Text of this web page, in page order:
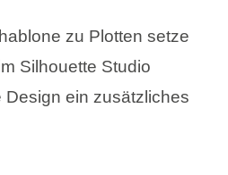
zu Plotten setze
Silhouette Studio
Design ein zusätzliches